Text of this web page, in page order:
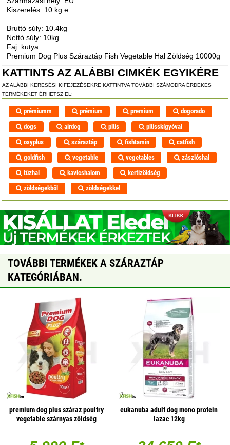
Kiszerelés: 10 kg e
Bruttó súly: 10.4kg
Nettó súly: 10kg
Faj: kutya
Premium Dog Plus Száraztáp Fish Vegetable Hal Zöldség 10000g
KATTINTS AZ ALÁBBI CIMKÉK EGYIKÉRE
AZ ALÁBBI KERESÉSI KIFEJEZÉSEKRE KATTINTVA TOVÁBBI SZÁMODRA ÉRDEKES
TERMÉKEKET ÉRHETSZ EL:
prémiumm prémium premium
dogorado
dogs
airdog plüs
plüsskígyóval
oxyplus
száraztáp fishtamin
catfish
goldfish
vegetable vegetables
zászlóshal
tűzhal
kavicshalom
kertizöldség
zöldségekből
zöldségekkel
TOVÁBBI TERMÉKEK A SZÁRAZTÁP
KATEGÓRIÁBAN.
premium dog plus száraz poultry
vegetable szárnyas zöldség
eukanuba adult dog mono protein
lazac 12kg